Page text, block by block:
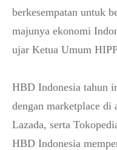
berkesempatan untuk
majunya ekonomi
ujar Ketua Umum
HBD Indonesia tahun
dengan marketplace
Lazada, serta
HBD Indonesia